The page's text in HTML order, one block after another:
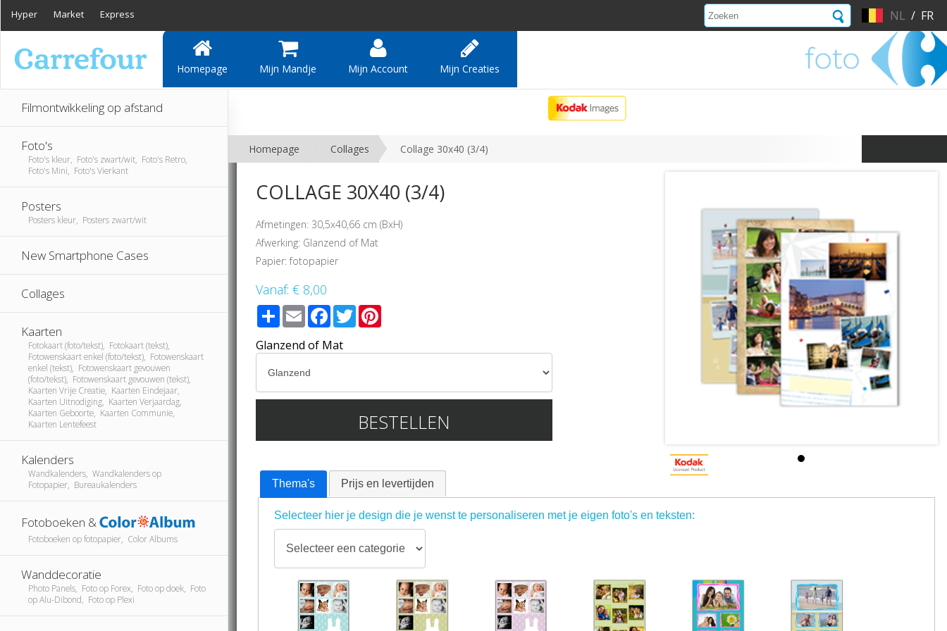
Hyper Market Express NL / FR
Homepage Mijn Mandje Mijn Account Mijn Creaties
Filmontwikkeling op afstand
Foto's
Foto's kleur, Foto's zwart/wit, Foto's Retro,
Foto's Mini, Foto's Vierkant
Posters
Posters kleur, Posters zwart/wit
New Smartphone Cases
Collages
Kaarten
Fotokaart (foto/tekst), Fotokaart (tekst),
Fotowenskaart enkel (foto/tekst), Fotowenskaart
enkel (tekst), Fotowenskaart gevouwen
(foto/tekst), Fotowenskaart gevouwen (tekst),
Kaarten Vrije Creatie, Kaarten Eindejaar,
Kaarten Uitnodiging, Kaarten Verjaardag,
Kaarten Geboorte, Kaarten Communie,
Kaarten Lentefeest
Kalenders
Wandkalenders, Wandkalenders op
Fotopapier, Bureaukalenders
Fotoboeken &
Fotoboeken op fotopapier, Color Albums
Wanddecoratie
Photo Panels, Foto op Forex, Foto op doek, Foto
op Alu-Dibond, Foto op Plexi
Homepage Collages Collage 30x40 (3/4)
COLLAGE 30X40 (3/4)
Afmetingen: 30,5x40,66 cm (BxH)
Afwerking: Glanzend of Mat
Papier: fotopapier
Vanaf: € 8,00
ShareEmailFacebook
TwitterPinterest
Glanzend of Mat
BESTELLEN
Thema's Prijs en levertijden
Selecteer hier je design die je wenst te personaliseren met je eigen foto's en teksten: